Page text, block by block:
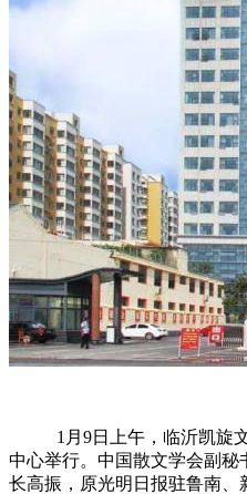
1 月 9日上午，临沂凯旋
中心举行。中国散文学会副
长高振，原光明日报驻鲁南